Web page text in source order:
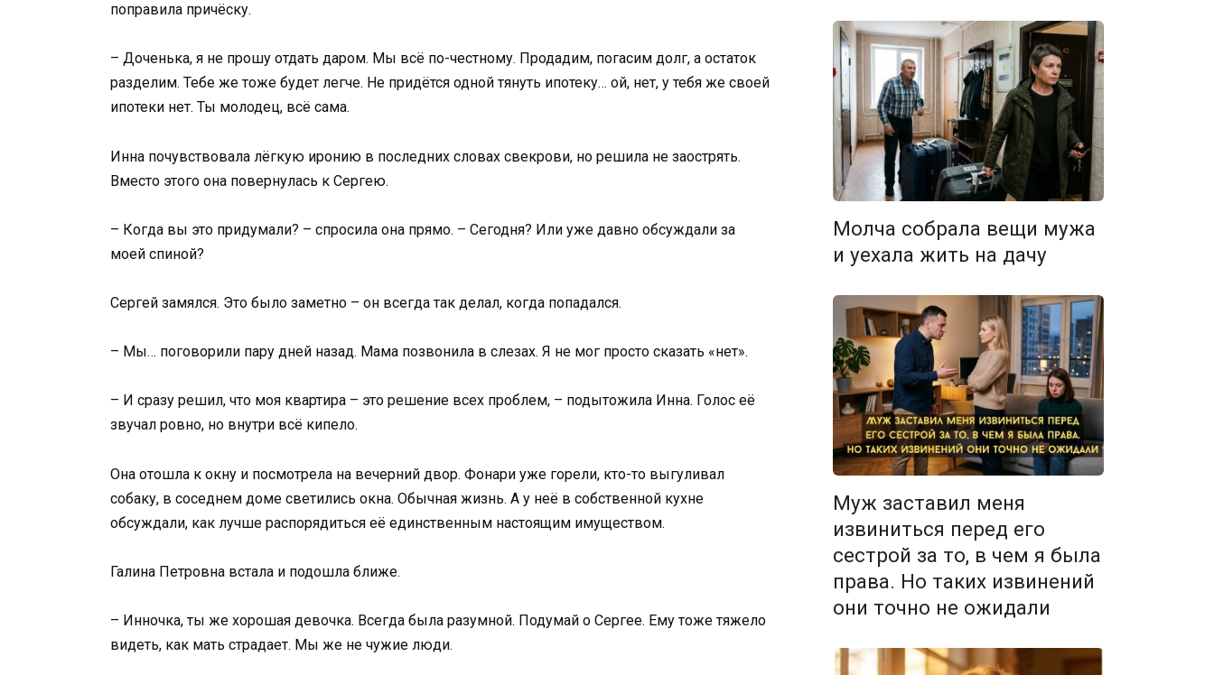
поправила причёску.
– Доченька, я не прошу отдать даром. Мы всё по-честному. Продадим, погасим долг, а остаток
разделим. Тебе же тоже будет легче. Не придётся одной тянуть ипотеку… ой, нет, у тебя же своей
ипотеки нет. Ты молодец, всё сама.
Инна почувствовала лёгкую иронию в последних словах свекрови, но решила не заострять.
Вместо этого она повернулась к Сергею.
– Когда вы это придумали? – спросила она прямо. – Сегодня? Или уже давно обсуждали за
моей спиной?
Сергей замялся. Это было заметно – он всегда так делал, когда попадался.
– Мы… поговорили пару дней назад. Мама позвонила в слезах. Я не мог просто сказать «нет».
– И сразу решил, что моя квартира – это решение всех проблем, – подытожила Инна. Голос её
звучал ровно, но внутри всё кипело.
Она отошла к окну и посмотрела на вечерний двор. Фонари уже горели, кто-то выгуливал
собаку, в соседнем доме светились окна. Обычная жизнь. А у неё в собственной кухне
обсуждали, как лучше распорядиться её единственным настоящим имуществом.
Галина Петровна встала и подошла ближе.
– Инночка, ты же хорошая девочка. Всегда была разумной. Подумай о Сергее. Ему тоже тяжело
видеть, как мать страдает. Мы же не чужие люди.
Молча собрала вещи мужа
и уехала жить на дачу
Муж заставил меня
извиниться перед его
сестрой за то, в чем я была
права. Но таких извинений
они точно не ожидали